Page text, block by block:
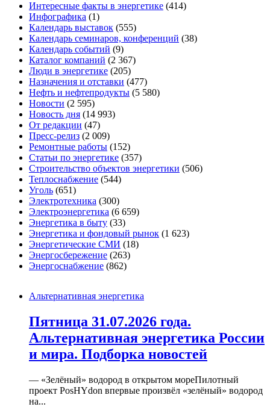
Интересные факты в энергетике (414)
Инфографика (1)
Календарь выставок (555)
Календарь семинаров, конференций (38)
Календарь событий (9)
Каталог компаний (2 367)
Люди в энергетике (205)
Назначения и отставки (477)
Нефть и нефтепродукты (5 580)
Новости (2 595)
Новость дня (14 993)
От редакции (47)
Пресс-релиз (2 009)
Ремонтные работы (152)
Статьи по энергетике (357)
Строительство объектов энергетики (506)
Теплоснабжение (544)
Уголь (651)
Электротехника (300)
Электроэнергетика (6 659)
Энергетика в быту (33)
Энергетика и фондовый рынок (1 623)
Энергетические СМИ (18)
Энергосбережение (263)
Энергоснабжение (862)
Альтернативная энергетика
Пятница 31.07.2026 года.
Альтернативная энергетика России
и мира. Подборка новостей
— «Зелёный» водород в открытом мореПилотный
проект PosHYdon впервые произвёл «зелёный» водород
на...